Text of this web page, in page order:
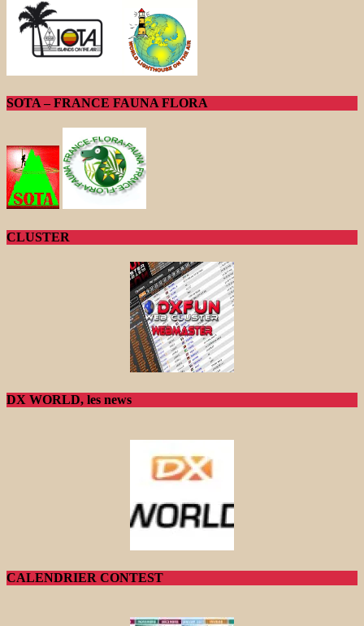
SOTA – FRANCE FAUNA FLORA
CLUSTER
DX WORLD, les news
CALENDRIER CONTEST